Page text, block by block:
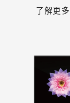
了解更多